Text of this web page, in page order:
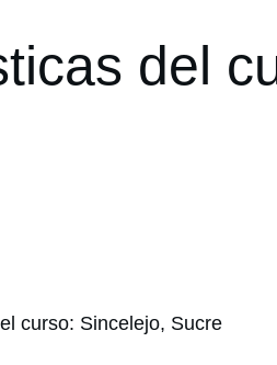
del
curso: Sincelejo, Sucre